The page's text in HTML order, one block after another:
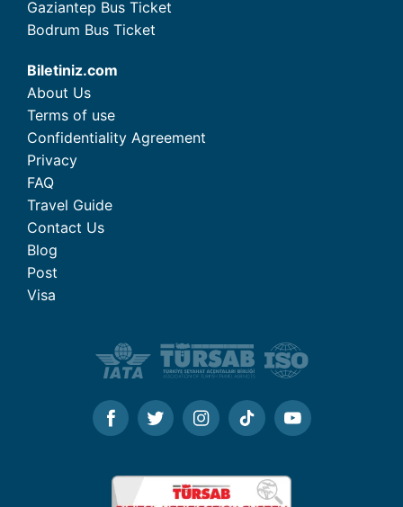
Gaziantep Bus Ticket
Bodrum Bus Ticket
Biletiniz.com
About Us
Terms of use
Confidentiality Agreement
Privacy
FAQ
Travel Guide
Contact Us
Blog
Post
Visa